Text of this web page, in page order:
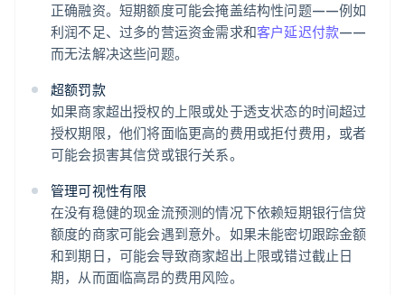
正确融资。短期额度可能会掩盖结构性问题——例如
利润不足、过多的营运资金需求和客户延迟付款——
而无法解决这些问题。
超额罚款
如果商家超出授权的上限或处于透支状态的时间超过
授权期限，他们将面临更高的费用或拒付费用，或者
可能会损害其信贷或银行关系。
管理可视性有限
在没有稳健的现金流预测的情况下依赖短期银行信贷
额度的商家可能会遇到意外。如果未能密切跟踪金额
和到期日，可能会导致商家超出上限或错过截止日
期，从而面临高昂的费用风险。